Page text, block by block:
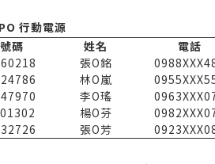
行動電源
碼 姓名
電話
張O銘
林O嵐
李O瑤
楊O芬
張O芳